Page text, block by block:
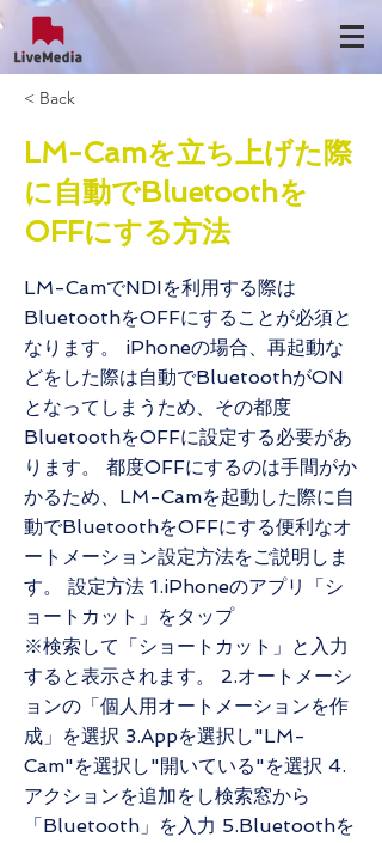
< Back
LM-Camを立ち上げた際
に自動でBluetoothを
OFFにする方法
LM-CamでNDIを利用する際は
BluetoothをOFFにすることが必須と
なります。 iPhoneの場合、再起動な
どをした際は自動でBluetoothがON
となってしまうため、その都度
BluetoothをOFFに設定する必要があ
ります。 都度OFFにするのは手間がか
かるため、LM-Camを起動した際に自
動でBluetoothをOFFにする便利なオ
ートメーション設定方法をご説明しま
す。 設定方法 1.iPhoneのアプリ「シ
ョートカット」をタップ
※検索して「ショートカット」と入力
すると表示されます。 2.オートメーシ
ョンの「個人用オートメーションを作
成」を選択 3.Appを選択し"LM-
Cam"を選択し"開いている"を選択 4.
アクションを追加をし検索窓から
「Bluetooth」を入力 5.Bluetoothを